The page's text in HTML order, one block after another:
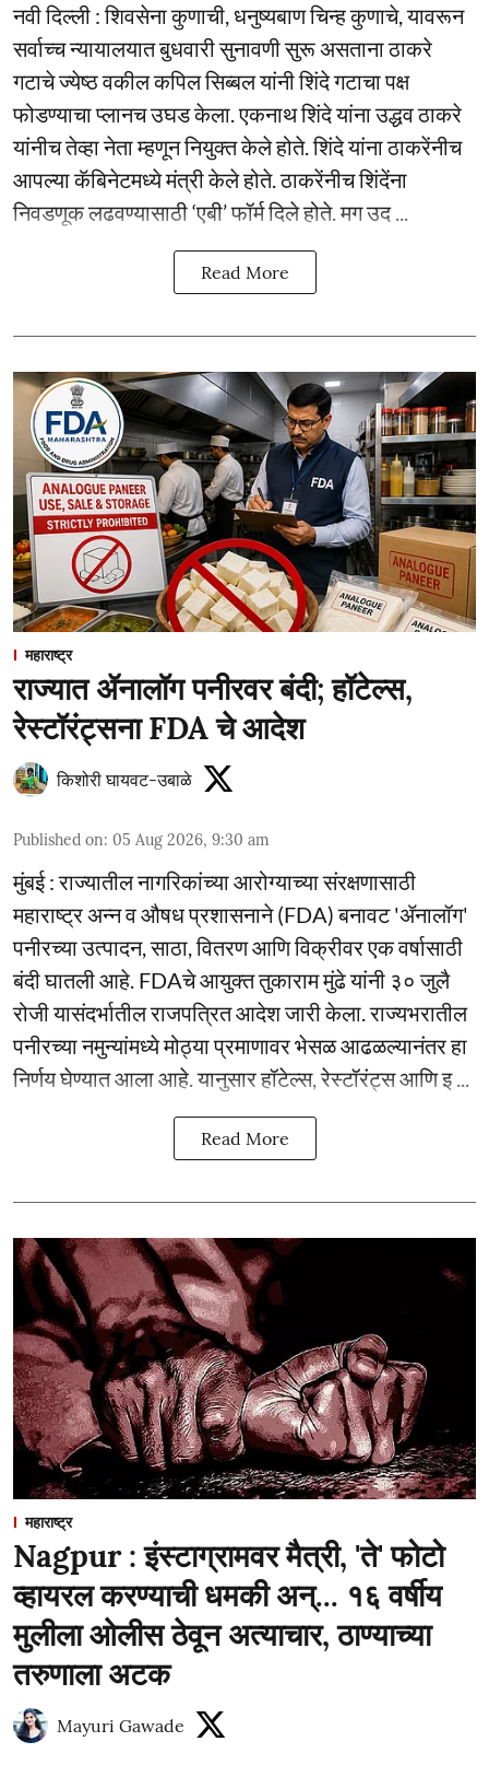
नवी दिल्ली : शिवसेना कुणाची, धनुष्यबाण चिन्ह कुणाचे, यावरून
सर्वाच्च न्यायालयात बुधवारी सुनावणी सुरू असताना ठाकरे
गटाचे ज्येष्ठ वकील कपिल सिब्बल यांनी शिंदे गटाचा पक्ष
फोडण्याचा प्लानच उघड केला. एकनाथ शिंदे यांना उद्धव ठाकरे
यांनीच तेव्हा नेता म्हणून नियुक्त केले होते. शिंदे यांना ठाकरेंनीच
आपल्या कॅबिनेटमध्ये मंत्री केले होते. ठाकरेंनीच शिंदेंना
निवडणूक लढवण्यासाठी ‘एबी’ फॉर्म दिले होते. मग उद ...
Read More
महाराष्ट्र
राज्यात ॲनालॉग पनीरवर बंदी; हॉटेल्स,
रेस्टॉरंट्सना FDA चे आदेश
किशोरी घायवट-उबाळे
Published on: 05 Aug 2026, 9:30 am
मुंबई : राज्यातील नागरिकांच्या आरोग्याच्या संरक्षणासाठी
महाराष्ट्र अन्न व औषध प्रशासनाने (FDA) बनावट 'ॲनालॉग'
पनीरच्या उत्पादन, साठा, वितरण आणि विक्रीवर एक वर्षासाठी
बंदी घातली आहे. FDAचे आयुक्त तुकाराम मुंढे यांनी ३० जुलै
रोजी यासंदर्भातील राजपत्रित आदेश जारी केला. राज्यभरातील
पनीरच्या नमुन्यांमध्ये मोठ्या प्रमाणावर भेसळ आढळल्यानंतर हा
निर्णय घेण्यात आला आहे. यानुसार हॉटेल्स, रेस्टॉरंट्स आणि इ ...
Read More
महाराष्ट्र
Nagpur : इंस्टाग्रामवर मैत्री, 'ते' फोटो
व्हायरल करण्याची धमकी अन्... १६ वर्षीय
मुलीला ओलीस ठेवून अत्याचार, ठाण्याच्या
तरुणाला अटक
Mayuri Gawade